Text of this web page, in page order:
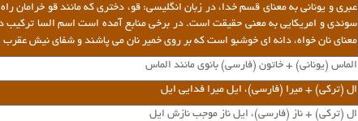
عبری و یونانی به معنای قسم خدا، در زبان انگلیسی: قو، دختری که مانند قو خرامان
سوئدی و امریکایی به معنی حقیقت است. در برخی منابع آمده است اسم السا ترکیب
معنای نان خواه، دانه ای خوشبو است که بر روی خمیر نان می پاشند و شفای نیش
الماس (یونانی) + خاتون (فارسی) بانوی مانند الماس
ال (ترکی) + میرا (فارسی)، ایل میرا فدایی ایل
ال (ترکی) + ناز (فارسی)، ایل ناز موجب نازش ایل